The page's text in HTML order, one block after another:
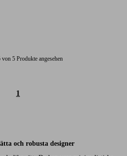
von 5 Produkte angesehen
1
och robusta designer